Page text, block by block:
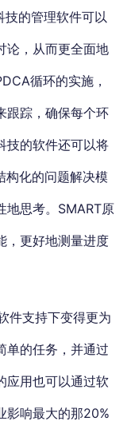
技的管理软件可以
论，从而更全面地
循环的实施，
跟踪，确保每个环
技的软件还可以将
构化的问题解决模
地思考。SMART原
，更好地测量进度
件支持下变得更为
单的任务，并通过
应用也可以通过软
影响最大的那20%